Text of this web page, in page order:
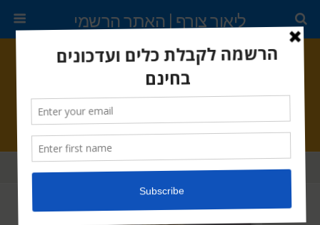
ליאור צורף | האתר הרשמי
נובמבר 18, 2015 •
מעשה בעוגייה
שתף ציוץ